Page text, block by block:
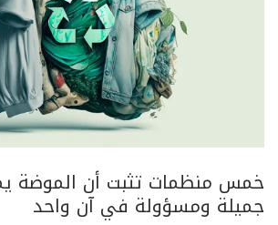
خمس منظمات تثبت أن الموضة
جميلة ومسؤولة في آن واحد